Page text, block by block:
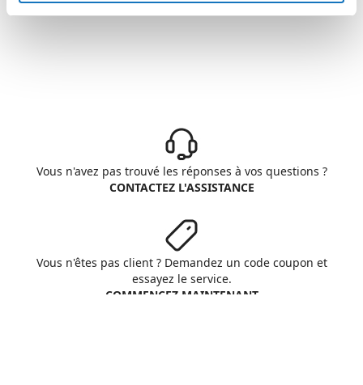
Vous n'avez pas trouvé les réponses à vos questions ?
CONTACTEZ L'ASSISTANCE
Vous n'êtes pas client ? Demandez un code coupon et
essayez le service.
COMMENCEZ MAINTENANT